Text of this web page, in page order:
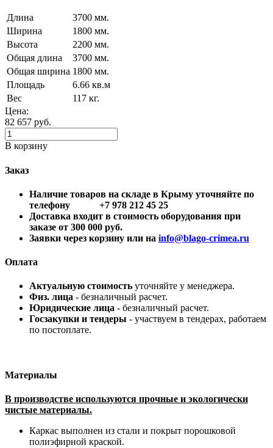
Длина
3700 мм.
Ширина
1800 мм.
Высота
2200 мм.
Общая длина
3700 мм.
Общая ширина 1800 мм.
Площадь
6.66 кв.м
Вес
117 кг.
Цена:
82 657 руб.
В корзину
Заказ
Наличие товаров на складе в Крыму уточняйте по
телефону +7 978 212 45 25
Доставка входит в стоимость оборудования при
заказе от 300 000 руб.
Заявки через корзину или на info@blago-crimea.ru
Оплата
Актуальную стоимость уточняйте у менеджера.
Физ. лица - безналичный расчет.
Юридические лица - безналичный расчет.
Госзакупки и тендеры - участвуем в тендерах, работаем
по постоплате.
Материалы
В производстве используются прочные и экологически
чистые материалы.
Каркас выполнен из стали и покрыт порошковой
полиэфирной краской.